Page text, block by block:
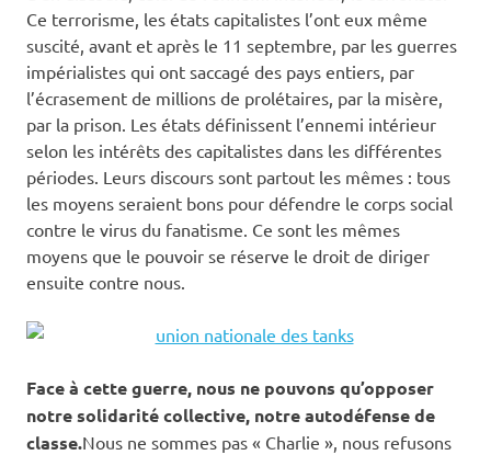
Ce terrorisme, les états capitalistes l’ont eux même
suscité, avant et après le 11 septembre, par les guerres
impérialistes qui ont saccagé des pays entiers, par
l’écrasement de millions de prolétaires, par la misère,
par la prison. Les états définissent l’ennemi intérieur
selon les intérêts des capitalistes dans les différentes
périodes. Leurs discours sont partout les mêmes : tous
les moyens seraient bons pour défendre le corps social
contre le virus du fanatisme. Ce sont les mêmes
moyens que le pouvoir se réserve le droit de diriger
ensuite contre nous.
Face à cette guerre, nous ne pouvons qu’opposer
notre solidarité collective, notre autodéfense de
classe.Nous ne sommes pas « Charlie », nous refusons